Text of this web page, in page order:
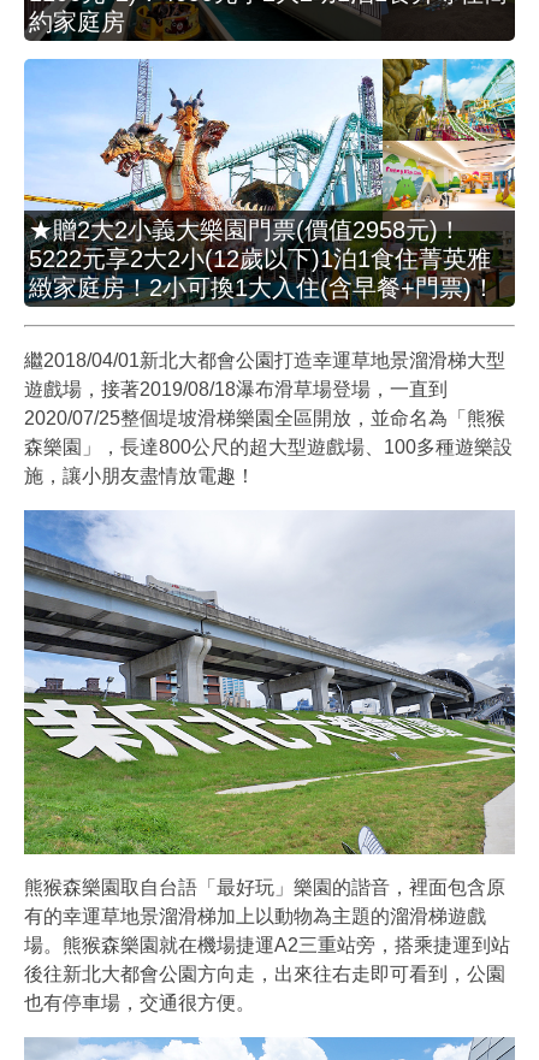
約家庭房
★贈2大2小義大樂園門票(價值2958元)！
5222元享2大2小(12歲以下)1泊1食住菁英雅
緻家庭房！2小可換1大入住(含早餐+門票)！
繼2018/04/01新北大都會公園打造幸運草地景溜滑梯大型
遊戲場，接著2019/08/18瀑布滑草場登場，一直到
2020/07/25整個堤坡滑梯樂園全區開放，並命名為「熊猴
森樂園」，長達800公尺的超大型遊戲場、100多種遊樂設
施，讓小朋友盡情放電趣！
熊猴森樂園取自台語「最好玩」樂園的諧音，裡面包含原
有的幸運草地景溜滑梯加上以動物為主題的溜滑梯遊戲
場。熊猴森樂園就在機場捷運A2三重站旁，搭乘捷運到站
後往新北大都會公園方向走，出來往右走即可看到，公園
也有停車場，交通很方便。